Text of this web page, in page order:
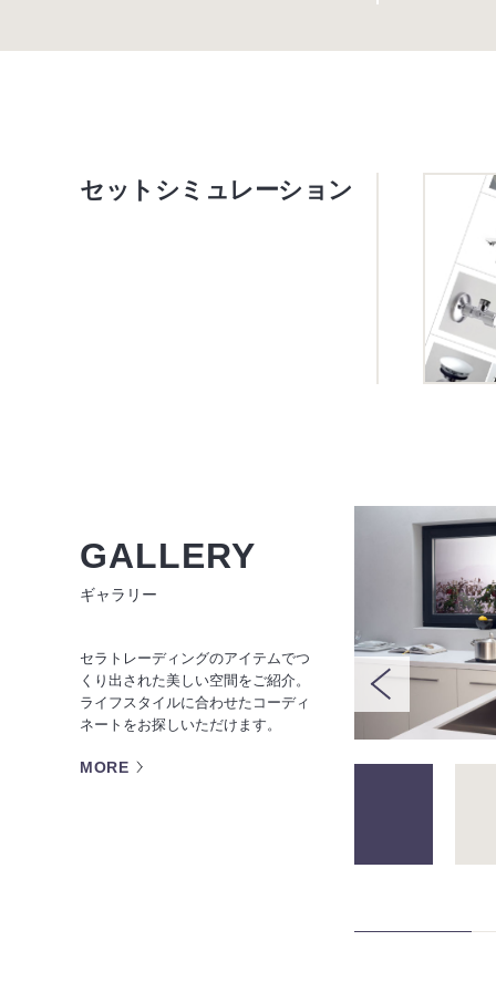
セットシミュレーション
GALLERY
ギャラリー
セラトレーディングのアイテムでつ
くり出された美しい空間をご紹介。
ライフスタイルに合わせたコーディ
ネートをお探しいただけます。
MORE